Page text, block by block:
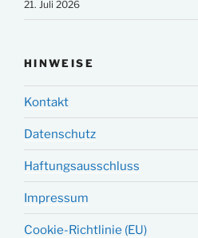
21. Juli 2026
HINWEISE
Kontakt
Datenschutz
Haftungsausschluss
Impressum
Cookie-Richtlinie (EU)